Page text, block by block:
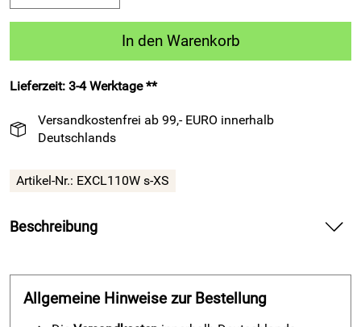
In den Warenkorb
Lieferzeit: 3-4 Werktage **
Versandkostenfrei ab 99,- EURO innerhalb
Deutschlands
Artikel-Nr.: EXCL110W s-XS
Beschreibung
schwarz – liefert sportlichen Komfort für Fußball und
Freizeit.
Spüre die weiche Innenseite aus Polyester-Tricot auf deiner
Allgemeine Hinweise zur Bestellung